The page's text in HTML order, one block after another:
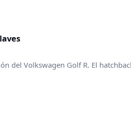
del Volkswagen Golf R. El